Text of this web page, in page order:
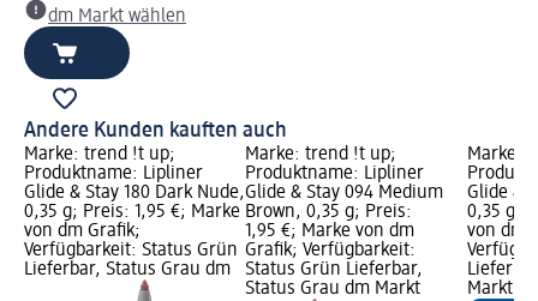
dm Markt wählen
Andere Kunden kauften auch
Marke: trend !t up;
Produktname: Lipliner
Glide & Stay 180 Dark Nude,
0,35 g; Preis: 1,95 €; Marke
von dm Grafik;
Verfügbarkeit: Status Grün
Lieferbar, Status Grau dm
Marke: trend !t up;
Produktname: Lipliner
Glide & Stay 094 Medium
Brown, 0,35 g; Preis:
1,95 €; Marke von dm
Grafik; Verfügbarkeit:
Status Grün Lieferbar,
Status Grau dm Markt
Marke:
Glide &
0,35 g;
von dm
Markt